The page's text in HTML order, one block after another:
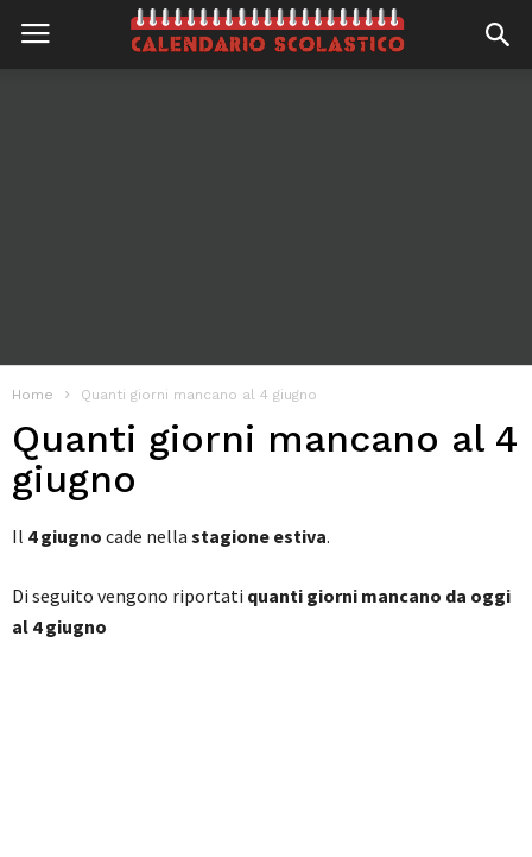
Home Quanti giorni mancano al 4 giugno
Quanti giorni mancano al 4
giugno
Il 4 giugno cade nella stagione estiva.
Di seguito vengono riportati quanti giorni mancano da oggi
al 4 giugno